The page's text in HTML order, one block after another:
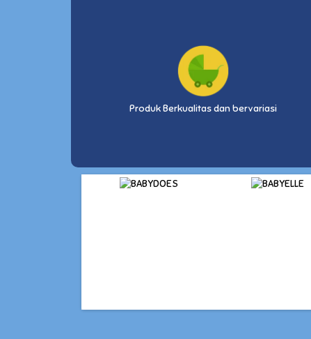
Produk Berkualitas dan bervariasi